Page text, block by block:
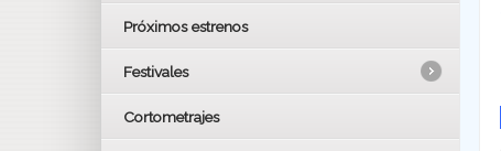
Próximos estrenos
Festivales
LOS OSCARS
Cortometrajes